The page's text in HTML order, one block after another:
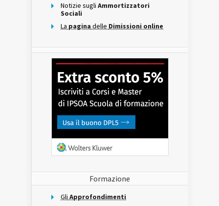
Notizie sugli Ammortizzatori
Sociali
La pagina delle Dimissioni online
Formazione
Gli Approfondimenti